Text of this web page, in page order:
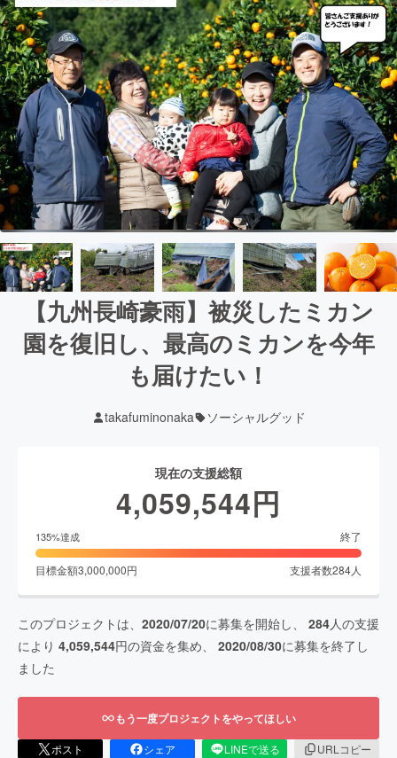
【九州長崎豪雨】被災したミカン
園を復旧し、最高のミカンを今年
も届けたい！
takafuminonaka ソーシャルグッド
現在の支援総額
4,059,544円
135%達成 終了
目標金額3,000,000円 支援者数284人
このプロジェクトは、 2020/07/20に募集を開始し、 284人の支援
により 4,059,544円の資金を集め、 2020/08/30に募集を終了し
ました
もう一度プロジェクトをやってほしい
ポスト シェア LINEで送る
URLコピー